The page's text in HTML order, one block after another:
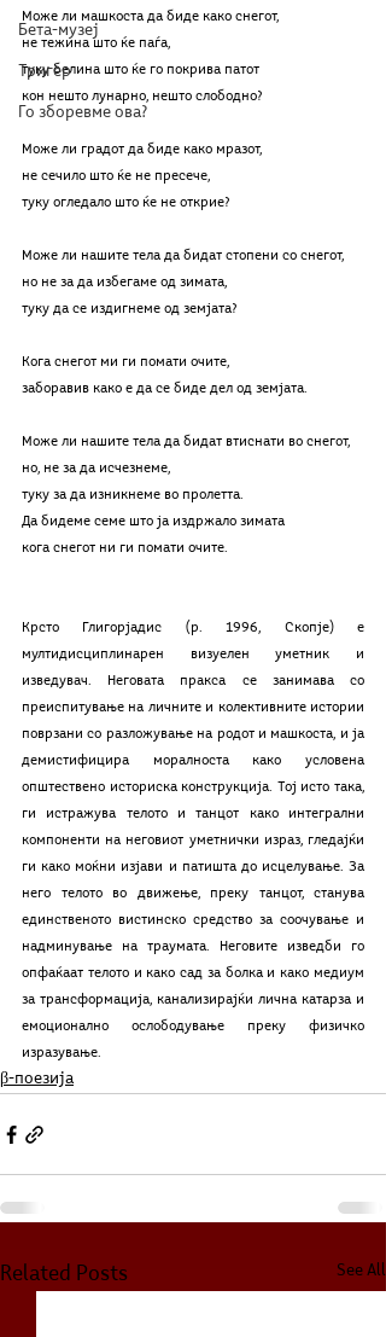
Бета-музеј
Тригер
Го зборевме ова?
Може ли машкоста да биде како снегот,
не тежина што ќе паѓа,
туку белина што ќе го покрива патот
кон нешто лунарно, нешто слободно?
Може ли градот да биде како мразот,
не сечило што ќе не пресече,
туку огледало што ќе не открие?
Може ли нашите тела да бидат стопени со снегот,
но не за да избегаме од зимата,
туку да се издигнеме од земјата?
Кога снегот ми ги помати очите,
заборавив како е да се биде дел од земјата.
Може ли нашите тела да бидат втиснати во снегот,
но, не за да исчезнеме,
туку за да изникнеме во пролетта.
Да бидеме семе што ја издржало зимата
кога снегот ни ги помати очите.
Крсто Глигорјадис (р. 1996, Скопје) е
мултидисциплинарен визуелен уметник и
изведувач. Неговата пракса се занимава со
преиспитување на личните и колективните истории
поврзани со разложување на родот и машкоста, и ја
демистифицира моралноста како условена
општествено историска конструкција. Тој исто така,
ги истражува телото и танцот како интегрални
компоненти на неговиот уметнички израз, гледајќи
ги како моќни изјави и патишта до исцелување. За
него телото во движење, преку танцот, станува
единственото вистинско средство за соочување и
надминување на траумата. Неговите изведби го
опфаќаат телото и како сад за болка и како медиум
за трансформација, канализирајќи лична катарза и
емоционално ослободување преку физичко
изразување.
β-поезија
Related Posts See All